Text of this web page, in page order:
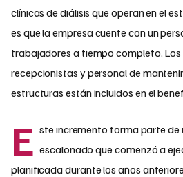
clínicas de diálisis que operan en el
es que la empresa cuente con un
trabajadores a tiempo completo. Los
recepcionistas y personal de
estructuras están incluidos en el
E ste incremento forma parte de
escalonado que comenzó a
planificada durante los años